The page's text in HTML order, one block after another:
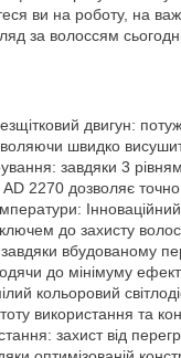
ви на роботу, на
за волоссям
двигун:
швидко
завдяки 3
2270 дозволяє
до захисту
завдяки вбудованому
до мінімуму
кольоровий
використання та
захист від